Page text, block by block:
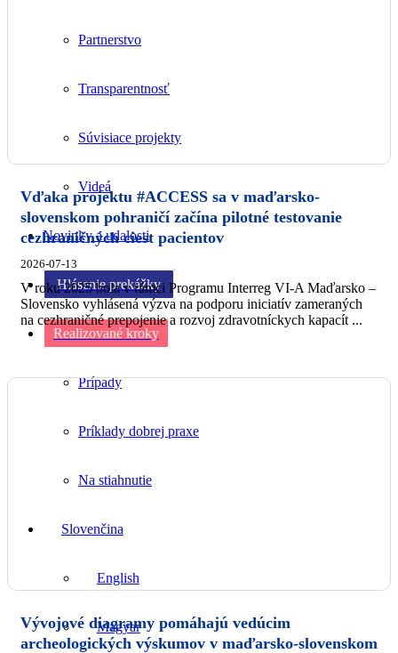
Partnerstvo
Transparentnosť
Súvisiace projekty
Videá
Novinky a udalosti
Hlásenie prekážky
Realizované kroky
Prípady
Príklady dobrej praxe
Na stiahnutie
Slovenčina
English
Magyar
Vďaka projektu #ACCESS sa v maďarsko-
slovenskom pohraničí začína pilotné testovanie
cezhraničných ciest pacientov
2026-07-13
V roku 2025 bola v rámci Programu Interreg VI-A Maďarsko –
Slovensko vyhlásená výzva na podporu iniciatív zameraných
na cezhraničné prepojenie a rozvoj zdravotníckych kapacít ...
Vývojové diagramy pomáhajú vedúcim
archeologických výskumov v maďarsko-slovenskom